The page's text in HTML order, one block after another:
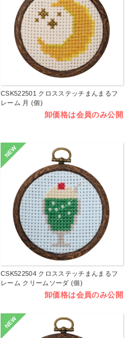
CSK522501 クロスステッチまんまるフ
レーム 月 (個)
卸価格は会員のみ公開
NEW
CSK522504 クロスステッチまんまるフ
レーム クリームソーダ (個)
卸価格は会員のみ公開
NEW